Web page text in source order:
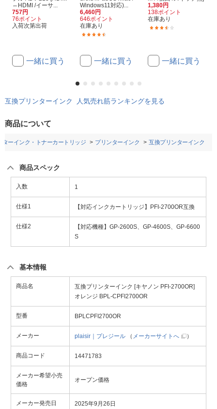
⇔HDMI /イーサ...
757円
76ポイント
入荷次第出荷
一緒に買う
Windows11対応)...
6,460円
646ポイント
在庫あり
一緒に買う
1,380円
138ポイント
在庫あり
一緒に買う
互換プリンターインク 人気売れ筋ランキングを見る
商品について
ターインク・トナーカートリッジ プリンターインク 互換プリンターインク
商品スペック
入数 1
仕様1 【対応インクカートリッジ】PFI-2700OR互換
仕様2
【対応機種】GP-2600S、GP-4600S、GP-6600
S
基本情報
商品名
互換プリンターインク [キヤノン PFI-2700OR]
オレンジ BPL-CPFI2700OR
型番 BPLCPFI2700OR
メーカー plaisir｜プレジール （ メーカーサイトへ ）
商品コード 14471783
メーカー希望小売
価格
オープン価格
メーカー発売日 2025年9月26日